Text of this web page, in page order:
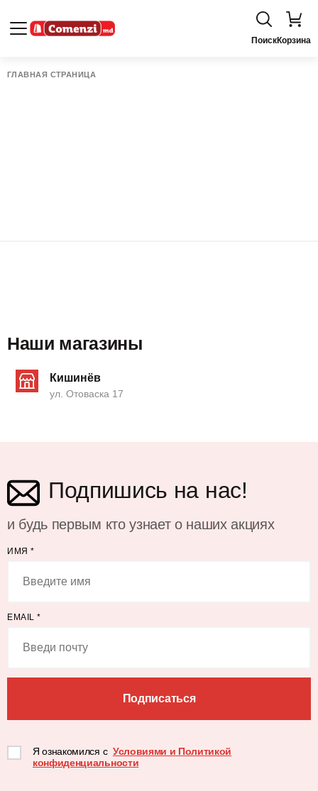
ПоискКорзина
ГЛАВНАЯ СТРАНИЦА
Наши магазины
Кишинёв
ул. Отоваска 17
Подпишись на нас!
и будь первым кто узнает о наших акциях
ИМЯ *
EMAIL *
Подписаться
Я ознакомился с Условиями и Политикой
конфиденциальности